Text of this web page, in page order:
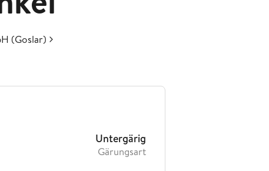
(Goslar)
Untergärig
Gärungsart